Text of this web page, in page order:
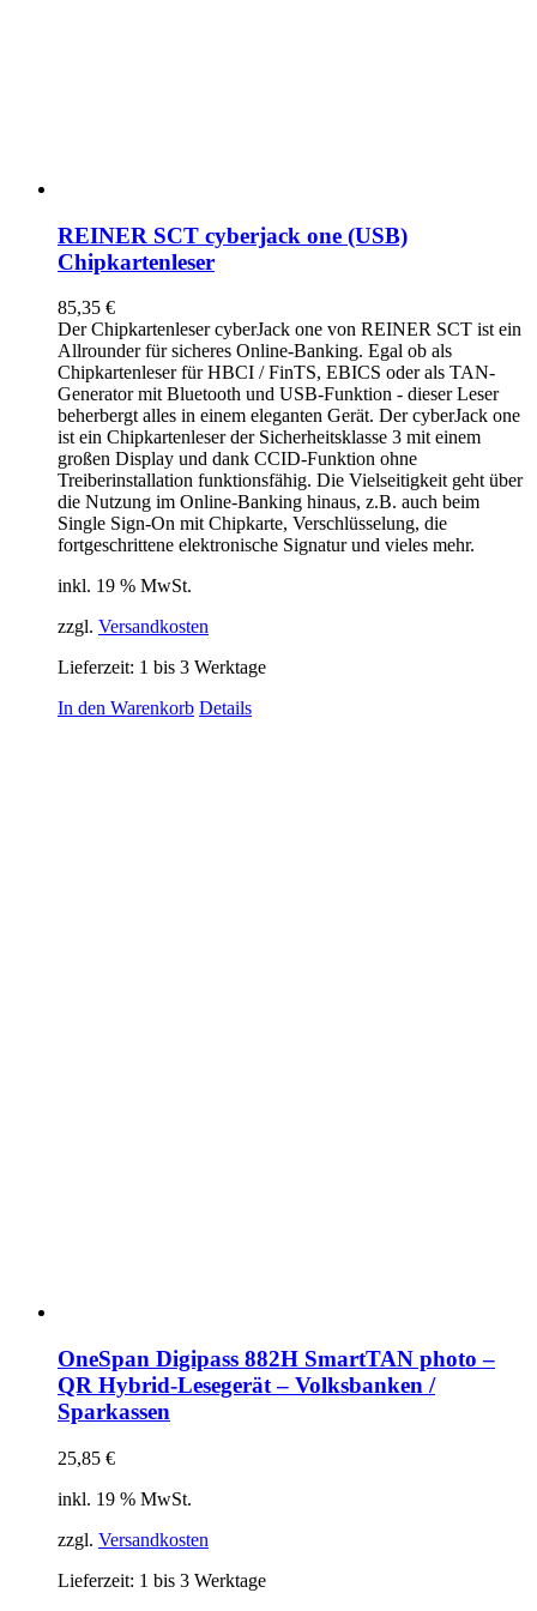
REINER SCT cyberjack one (USB)
Chipkartenleser
85,35 €
Der Chipkartenleser cyberJack one von REINER SCT ist ein
Allrounder für sicheres Online-Banking. Egal ob als
Chipkartenleser für HBCI / FinTS, EBICS oder als TAN-
Generator mit Bluetooth und USB-Funktion - dieser Leser
beherbergt alles in einem eleganten Gerät. Der cyberJack one
ist ein Chipkartenleser der Sicherheitsklasse 3 mit einem
großen Display und dank CCID-Funktion ohne
Treiberinstallation funktionsfähig. Die Vielseitigkeit geht über
die Nutzung im Online-Banking hinaus, z.B. auch beim
Single Sign-On mit Chipkarte, Verschlüsselung, die
fortgeschrittene elektronische Signatur und vieles mehr.
inkl. 19 % MwSt.
zzgl. Versandkosten
Lieferzeit: 1 bis 3 Werktage
In den Warenkorb Details
OneSpan Digipass 882H SmartTAN photo –
QR Hybrid-Lesegerät – Volksbanken /
Sparkassen
25,85 €
inkl. 19 % MwSt.
zzgl. Versandkosten
Lieferzeit: 1 bis 3 Werktage